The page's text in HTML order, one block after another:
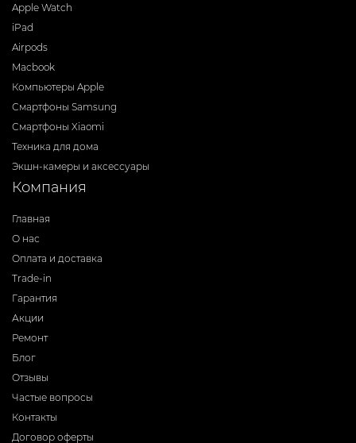
Apple Watch
iPad
Airpods
Macbook
Компьютеры Apple
Смартфоны Samsung
Смартфоны Xiaomi
Техника для дома
Экшн-камеры и аксессуары
Компания
Главная
О нас
Оплата и доставка
Trade-in
Гарантия
Акции
Ремонт
Блог
Отзывы
Частые вопросы
Контакты
Договор оферты